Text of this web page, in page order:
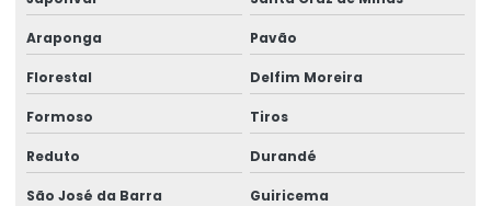
Araponga Pavão
Florestal Delfim Moreira
Formoso Tiros
Reduto Durandé
São José da Barra Guiricema